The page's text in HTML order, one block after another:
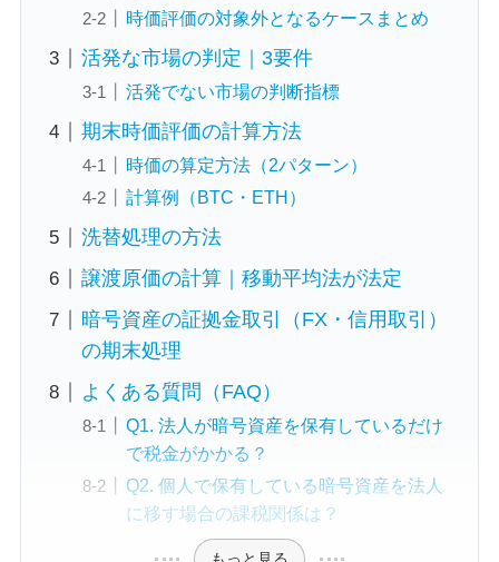
時価評価の対象外となるケースまとめ
活発な市場の判定｜3要件
活発でない市場の判断指標
期末時価評価の計算方法
時価の算定方法（2パターン）
計算例（BTC・ETH）
洗替処理の方法
譲渡原価の計算｜移動平均法が法定
暗号資産の証拠金取引（FX・信用取引）
の期末処理
よくある質問（FAQ）
Q1. 法人が暗号資産を保有しているだけ
で税金がかかる？
Q2. 個人で保有している暗号資産を法人
に移す場合の課税関係は？
もっと見る